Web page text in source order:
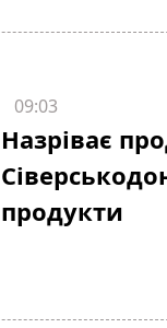
09:03
Назріває
продукти